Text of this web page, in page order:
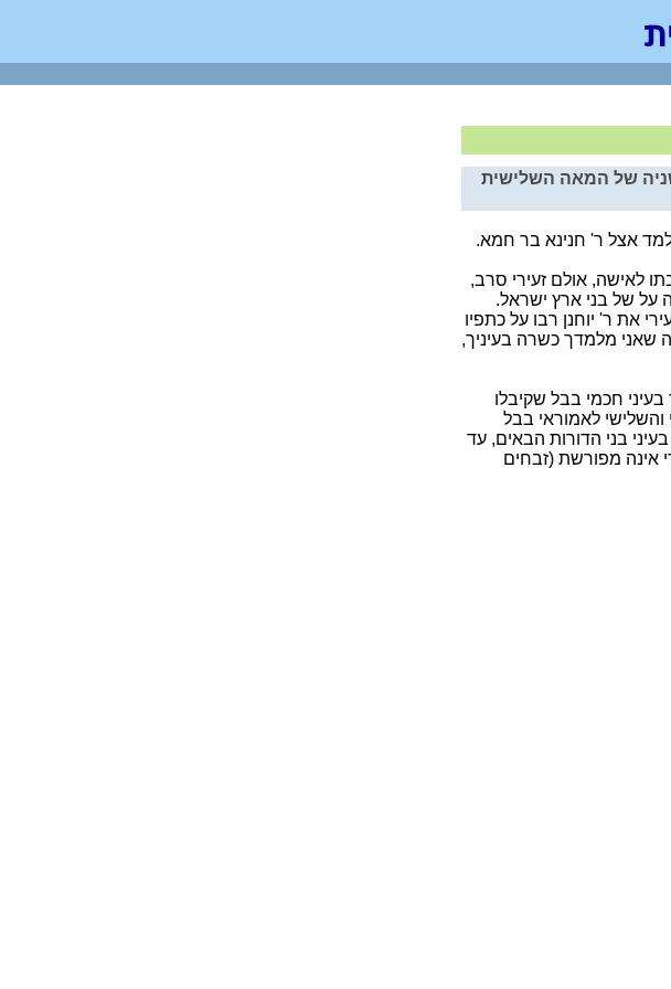
של המאה השלישית
אצל ר' חנינא בר חמא.
לאישה, אולם זעירי סרב,
על של בני ארץ ישראל.
את ר' יוחנן רבו על כתפיו
שאני מלמדך כשרה בעיניך,
חכמי בבל שקיבלו
והשלישי לאמוראי בבל
בני הדורות הבאים, עד
אינה מפורשת (זבחים